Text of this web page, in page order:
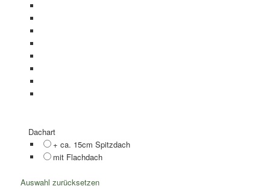
Dachart
+ ca. 15cm Spitzdach
mit Flachdach
Auswahl zurücksetzen